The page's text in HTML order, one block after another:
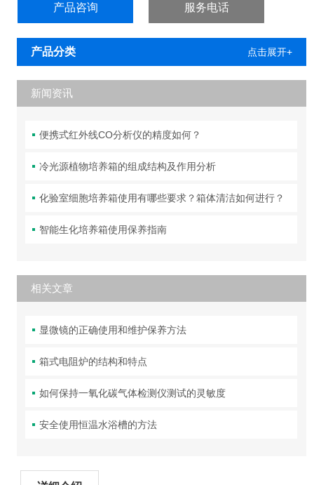
产品咨询 服务电话
产品分类 点击展开+
新闻资讯
便携式红外线CO分析仪的精度如何？
冷光源植物培养箱的组成结构及作用分析
化验室细胞培养箱使用有哪些要求？箱体清洁如何进行？
智能生化培养箱使用保养指南
相关文章
显微镜的正确使用和维护保养方法
箱式电阻炉的结构和特点
如何保持一氧化碳气体检测仪测试的灵敏度
安全使用恒温水浴槽的方法